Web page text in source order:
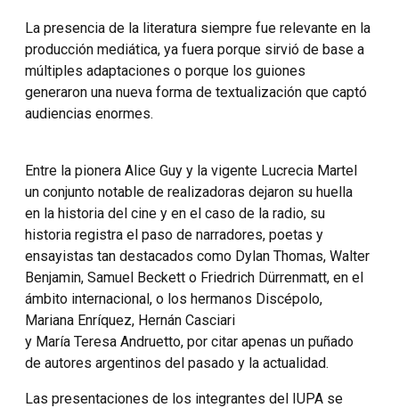
La presencia de la literatura siempre fue relevante en la
producción mediática, ya fuera porque sirvió de base a
múltiples adaptaciones o porque los guiones
generaron una nueva forma de textualización que captó
audiencias enormes.
Entre la pionera Alice Guy y la vigente Lucrecia Martel
un conjunto notable de realizadoras dejaron su huella
en la historia del cine y en el caso de la radio, su
historia registra el paso de narradores, poetas y
ensayistas tan destacados como Dylan Thomas, Walter
Benjamin, Samuel Beckett o Friedrich Dürrenmatt, en el
ámbito internacional, o los hermanos Discépolo,
Mariana Enríquez, Hernán Casciari
y María Teresa Andruetto, por citar apenas un puñado
de autores argentinos del pasado y la actualidad.
Las presentaciones de los integrantes del IUPA se